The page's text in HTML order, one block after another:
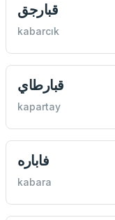
قبارجق
kabarcık
قبارطاي
kapartay
فاباره
kabara